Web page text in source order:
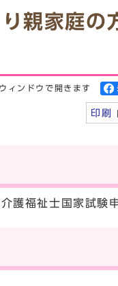
親家庭の
ィンドウで開きます
印刷
護福祉士国家試験